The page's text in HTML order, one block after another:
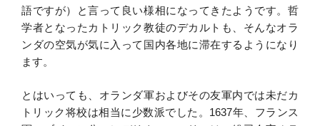
語ですが）と言って良い様相になってきたようです。哲
学者となったカトリック教徒のデカルトも、そんなオラ
ンダの空気が気に入って国内各地に滞在するようになり
ます。
とはいっても、オランダ軍およびその友軍内では未だカ
トリック将校は相当に少数派でした。1637年、フランス